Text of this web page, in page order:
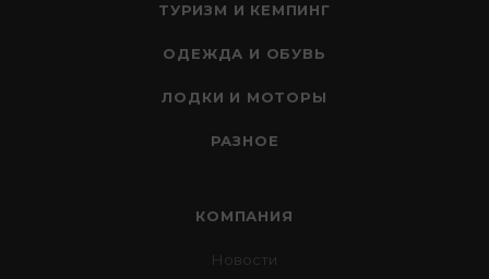
ТУРИЗМ И КЕМПИНГ
ОДЕЖДА И ОБУВЬ
ЛОДКИ И МОТОРЫ
РАЗНОЕ
КОМПАНИЯ
Новости